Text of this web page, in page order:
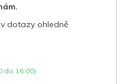
dotazy ohledně
do 16:00)